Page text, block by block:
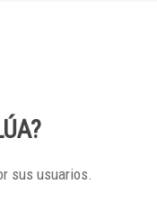
sus usuarios.